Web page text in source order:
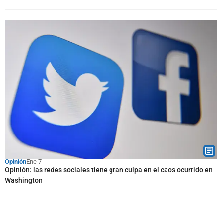
OpiniónEne 7
Opinión: las redes sociales tiene gran culpa en el caos ocurrido en
Washington